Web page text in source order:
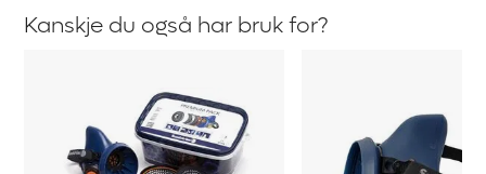
Kanskje du også har bruk for?
Premiumpack